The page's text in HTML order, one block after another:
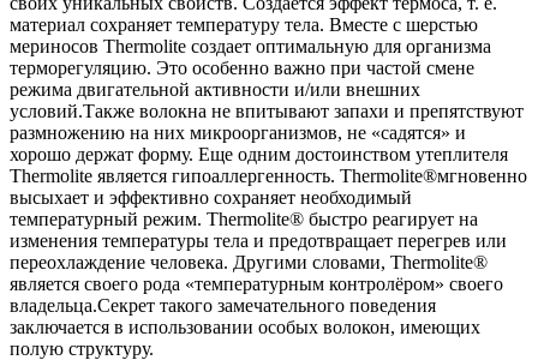
материал сохраняет температуру тела. Вместе с шерстью
мериносов Thermolite создает оптимальную для организма
терморегуляцию. Это особенно важно при частой смене
режима двигательной активности и/или внешних
условий.Также волокна не впитывают запахи и препятствуют
размножению на них микроорганизмов, не «садятся» и
хорошо держат форму. Еще одним достоинством утеплителя
Thermolite является гипоаллергенность. Thermolite®мгновенно
высыхает и эффективно сохраняет необходимый
температурный режим. Thermolite® быстро реагирует на
изменения температуры тела и предотвращает перегрев или
переохлаждение человека. Другими словами, Thermolite®
является своего рода «температурным контролёром» своего
владельца.Секрет такого замечательного поведения
заключается в использовании особых волокон, имеющих
полую структуру.